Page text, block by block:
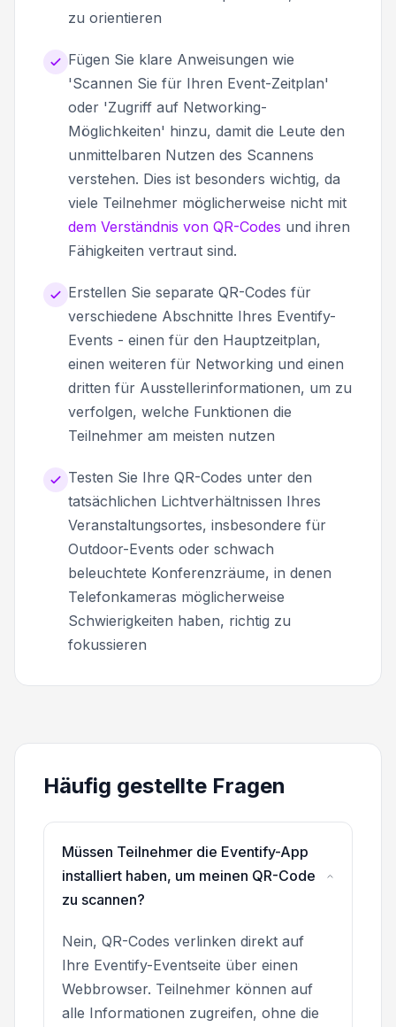
zu orientieren
Fügen Sie klare Anweisungen wie
'Scannen Sie für Ihren Event-Zeitplan'
oder 'Zugriff auf Networking-
Möglichkeiten' hinzu, damit die Leute den
unmittelbaren Nutzen des Scannens
verstehen. Dies ist besonders wichtig, da
viele Teilnehmer möglicherweise nicht mit
dem Verständnis von QR-Codes und ihren
Fähigkeiten vertraut sind.
Erstellen Sie separate QR-Codes für
verschiedene Abschnitte Ihres Eventify-
Events - einen für den Hauptzeitplan,
einen weiteren für Networking und einen
dritten für Ausstellerinformationen, um zu
verfolgen, welche Funktionen die
Teilnehmer am meisten nutzen
Testen Sie Ihre QR-Codes unter den
tatsächlichen Lichtverhältnissen Ihres
Veranstaltungsortes, insbesondere für
Outdoor-Events oder schwach
beleuchtete Konferenzräume, in denen
Telefonkameras möglicherweise
Schwierigkeiten haben, richtig zu
fokussieren
Häufig gestellte Fragen
Müssen Teilnehmer die Eventify-App
installiert haben, um meinen QR-Code
zu scannen?
Nein, QR-Codes verlinken direkt auf
Ihre Eventify-Eventseite über einen
Webbrowser. Teilnehmer können auf
alle Informationen zugreifen, ohne die